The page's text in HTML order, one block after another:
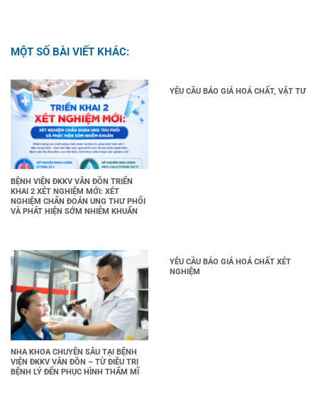
MỘT SỐ BÀI VIẾT KHÁC:
BỆNH VIỆN ĐKKV VÂN ĐỒN TRIỂN
KHAI 2 XÉT NGHIỆM MỚI: XÉT
NGHIỆM CHẨN ĐOÁN UNG THƯ PHỔI
VÀ PHÁT HIỆN SỚM NHIỄM KHUẨN
YÊU CẦU BÁO GIÁ HOÁ CHẤT, VẬT TƯ
NHA KHOA CHUYÊN SÂU TẠI BỆNH
VIỆN ĐKKV VÂN ĐỒN – TỪ ĐIỀU TRỊ
BỆNH LÝ ĐẾN PHỤC HÌNH THẨM MĨ
YÊU CẦU BÁO GIÁ HOÁ CHẤT XÉT
NGHIỆM